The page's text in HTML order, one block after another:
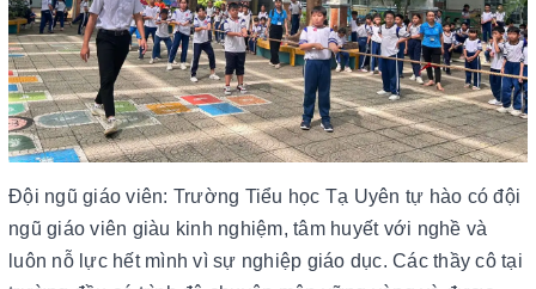
Đội ngũ giáo viên: Trường Tiểu học Tạ Uyên tự hào có đội
ngũ giáo viên giàu kinh nghiệm, tâm huyết với nghề và
luôn nỗ lực hết mình vì sự nghiệp giáo dục. Các thầy cô tại